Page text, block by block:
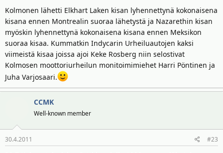
Kolmonen lähetti Elkhart Laken kisan lyhennettynä kokonaisena
kisana ennen Montrealin suoraa lähetystä ja Nazarethin kisan
myöskin lyhennettynä kokonaisena kisana ennen Meksikon
suoraa kisaa. Kummatkin Indycarin Urheiluautojen kaksi
viimeistä kisaa joissa ajoi Keke Rosberg niin selostivat
Kolmosen moottoriurheilun monitoimimiehet Harri Pöntinen ja
Juha Varjosaari.
CCMK
Well-known member
30.4.2011 #23